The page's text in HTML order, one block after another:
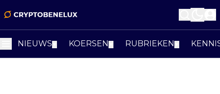
NIEUWS KOERSEN RUBRIEKEN